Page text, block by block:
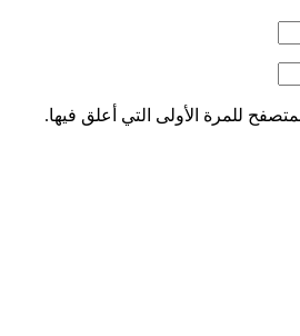
للمرة الأولى التي أعلق فيها.